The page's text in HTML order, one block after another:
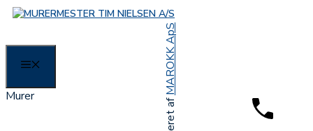
Hop
indhold
Murer
MAROKK ApS